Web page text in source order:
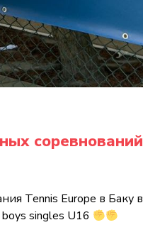
соревнований
Tennis Europe в Баку в
singles U16